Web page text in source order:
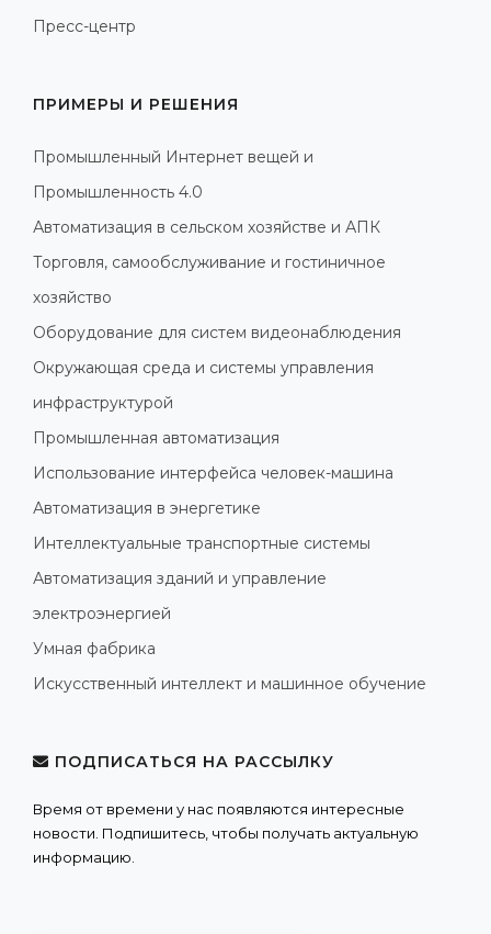
Пресс-центр
ПРИМЕРЫ И РЕШЕНИЯ
Промышленный Интернет вещей и
Промышленность 4.0
Автоматизация в сельском хозяйстве и АПК
Торговля, самообслуживание и гостиничное
хозяйство
Оборудование для систем видеонаблюдения
Окружающая среда и системы управления
инфраструктурой
Промышленная автоматизация
Использование интерфейса человек-машина
Автоматизация в энергетике
Интеллектуальные транспортные системы
Автоматизация зданий и управление
электроэнергией
Умная фабрика
Искусственный интеллект и машинное обучение
ПОДПИСАТЬСЯ НА РАССЫЛКУ
Время от времени у нас появляются интересные
новости. Подпишитесь, чтобы получать актуальную
информацию.